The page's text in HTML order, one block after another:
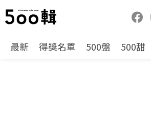
最新 得獎名單 500盤 500甜